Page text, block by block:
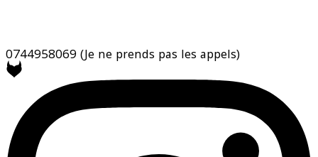
0744958069 (Je ne prends pas les appels)